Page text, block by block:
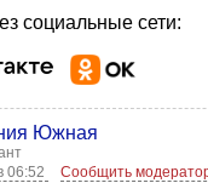
социальные сети:
Южная
06:52
Сообщить